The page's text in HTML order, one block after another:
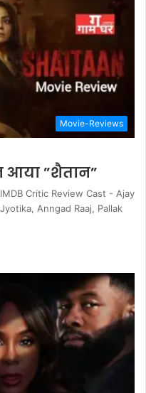
Movie-Reviews
”शैतान”
Critic Review Cast - Ajay
Anngad Raaj, Pallak